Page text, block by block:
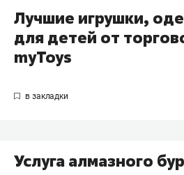
Лучшие игрушки,
для детей от
myToys
Услуга алмазного